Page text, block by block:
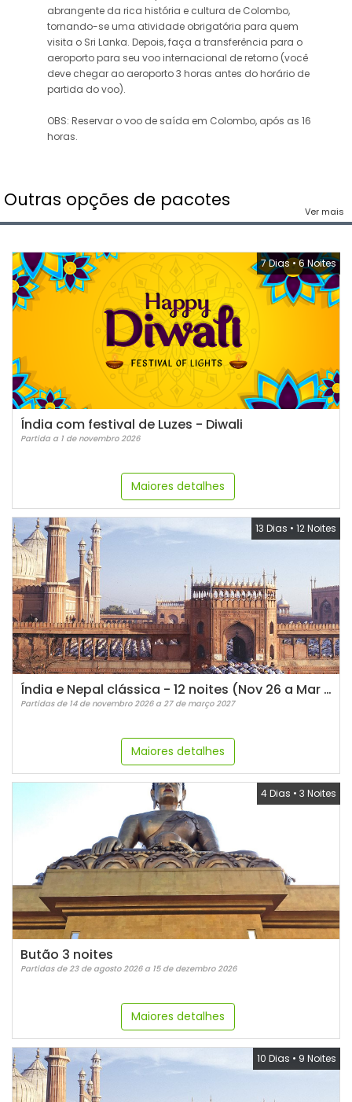
abrangente da rica história e cultura de Colombo,
tornando-se uma atividade obrigatória para quem
visita o Sri Lanka. Depois, faça a transferência para o
aeroporto para seu voo internacional de retorno (você
deve chegar ao aeroporto 3 horas antes do horário de
partida do voo).
OBS: Reservar o voo de saída em Colombo, após as 16
horas.
Outras opções de pacotes
Ver mais
7 Dias • 6 Noites
Índia com festival de Luzes - Diwali
Partida a 1 de novembro 2026
Maiores detalhes
13 Dias • 12 Noites
Índia e Nepal clássica - 12 noites (Nov 26 a Mar 27)
Partidas de 14 de novembro 2026 a 27 de março 2027
Maiores detalhes
4 Dias • 3 Noites
Butão 3 noites
Partidas de 23 de agosto 2026 a 15 de dezembro 2026
Maiores detalhes
10 Dias • 9 Noites